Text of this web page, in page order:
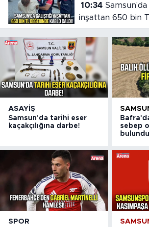
10:34
inşattan 650 bin
kablo çaldı!
ASAYIŞ
Samsun'da tarihi eser
kaçakçılığına darbe!
sebep
bulundu
SPOR